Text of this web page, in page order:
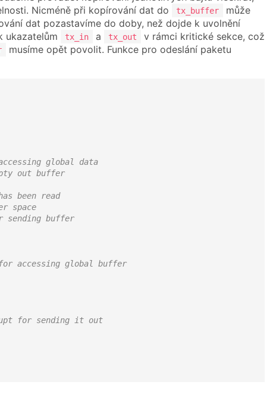
Nicméně při kopírování dat do
tx_buffer
může
dat pozastavíme do doby, než dojde k uvolnění
ukazatelům tx_in a tx_out
v rámci kritické sekce, což
musíme opět povolit. Funkce pro odeslání paketu
global data
out buffer
been read
space
buffer
accessing global buffer
for sending it out